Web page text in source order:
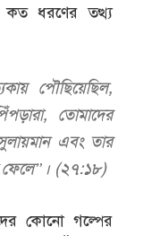
কত ধরণের তত্থ্য
পৌছিয়েছিল,
তোমাদের
এবং তার
ফেলে”। (২৭:১৮)
কোনো গল্পের